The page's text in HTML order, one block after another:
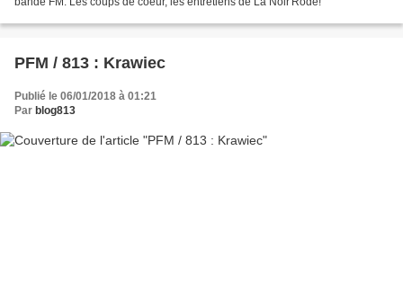
PFM / 813 : Krawiec
Publié le 06/01/2018 à 01:21
Par blog813